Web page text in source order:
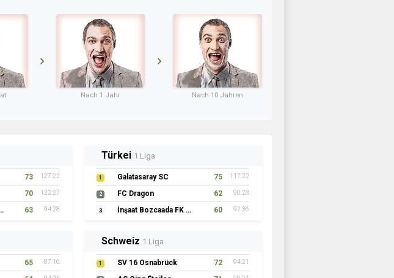
Nach 1 Jahr Nach 10 Jahren
73 127:22
70 123:27
63 94:28
Türkei 1.Liga
1 Galatasaray SC 75 117:22
2 FC Dragon 62 90:28
3 İnşaat Bozcaada FK 1957 60 92:36
65 87:16
Schweiz 1.Liga
1 SV 16 Osnabrück 72 94:21